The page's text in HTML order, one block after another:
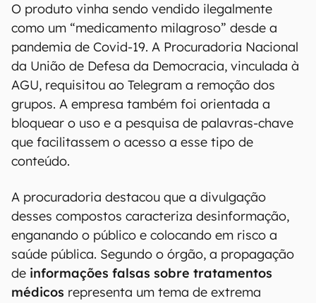
O produto vinha sendo vendido ilegalmente
como um “medicamento milagroso” desde a
pandemia de Covid-19. A Procuradoria Nacional
da União de Defesa da Democracia, vinculada à
AGU, requisitou ao Telegram a remoção dos
grupos. A empresa também foi orientada a
bloquear o uso e a pesquisa de palavras-chave
que facilitassem o acesso a esse tipo de
conteúdo.
A procuradoria destacou que a divulgação
desses compostos caracteriza desinformação,
enganando o público e colocando em risco a
saúde pública. Segundo o órgão, a propagação
de informações falsas sobre tratamentos
médicos representa um tema de extrema